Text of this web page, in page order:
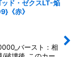
ド・ゼクスLT-焔
《赤》
バースト：相